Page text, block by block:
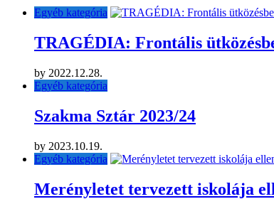
Egyéb kategória
TRAGÉDIA: Frontális
by 2022.12.28.
Egyéb kategória
Szakma Sztár 2023/24
by 2023.10.19.
Egyéb kategória
Merényletet tervezett iskolája